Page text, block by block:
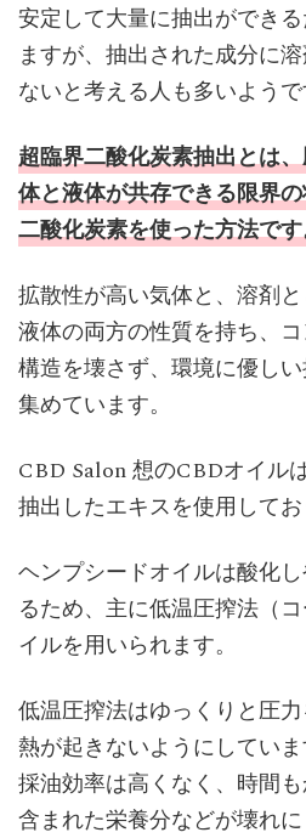
安定して大量に抽出ができ
ますが、抽出された成分に
ないと考える人も多いようで
超臨界二酸化炭素抽出とは
体と液体が共存できる限界
二酸化炭素を使った方法で
拡散性が高い気体と、溶剤
液体の両方の性質を持ち、コ
構造を壊さず、環境に優し
集めています。
CBD Salon 想のCBDオイル
抽出したエキスを使用してお
ヘンプシードオイルは酸化
るため、主に低温圧搾法（
イルを用いられます。
低温圧搾法はゆっくりと圧
熱が起きないようにしていま
採油効率は高くなく、時間
含まれた栄養分などが壊れ